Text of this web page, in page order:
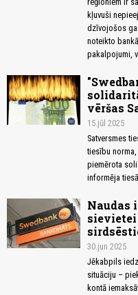
kļuvuši
dzīvojošos
noteikto
pakalpojumi,
vēršas
15.jūl 2025
Satversmes
tiesību
piemērota
informēja
Naudas
30.jun 2025
Jēkabpils
situāciju –
kontā